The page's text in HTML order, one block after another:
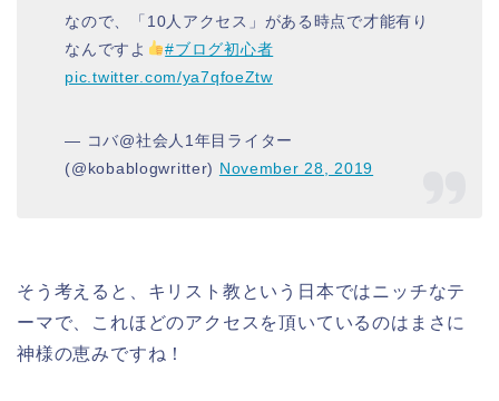
なので、「10人アクセス」がある時点で才能有り
なんですよ
#ブログ初心者
pic.twitter.com/ya7qfoeZtw
— コバ@社会人1年目ライター
(@kobablogwritter) November 28, 2019
そう考えると、キリスト教という日本ではニッチなテ
ーマで、これほどのアクセスを頂いているのはまさに
神様の恵みですね！